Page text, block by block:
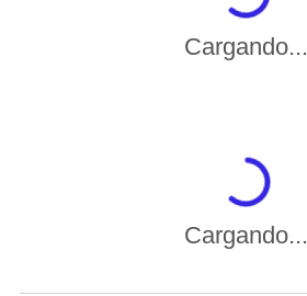
Cargando...
Cargando...